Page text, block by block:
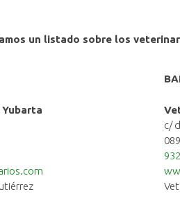
un listado sobre los
c/